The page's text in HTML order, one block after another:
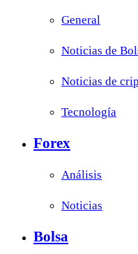
General
Noticias de
Noticias de
Tecnología
Forex
Análisis
Noticias
Bolsa